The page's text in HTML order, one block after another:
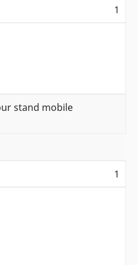
1
stand mobile
1